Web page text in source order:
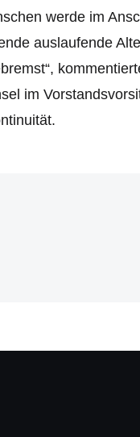
werde im
auslaufende
im